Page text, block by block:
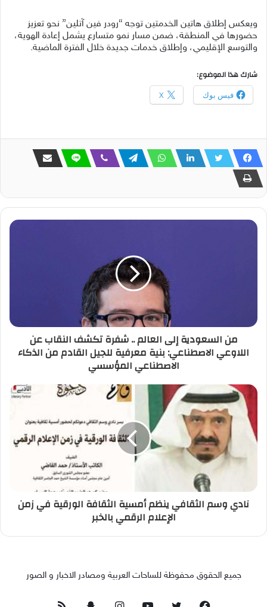
ويعكس إطلاق هاتين الخدمتين توجه “رودر فين آتلين” نحو تعزيز
حضورها في المنطقة، ضمن مسار نمو متسارع يشمل إعادة الهوية،
والتوسع الإقليمي، وإطلاق خدمات جديدة خلال الفترة الماضية.
شارك هذا الموضوع:
فيس بوك X
من السعودية إلى العالم .. شفرة تكشف النقاب عن
اللاوعي الاصطناعي: بنية معرفية للجيل القادم من الذكاء
الاصطناعي المؤسسي
نادي وسم الثقافي ينظم أمسية الثقافة الورقية في زمن
الإعلام الرقمي بالخبر
جميع الحقوق محفوظة للساحات العربية ومصادر الاخبار و الصور